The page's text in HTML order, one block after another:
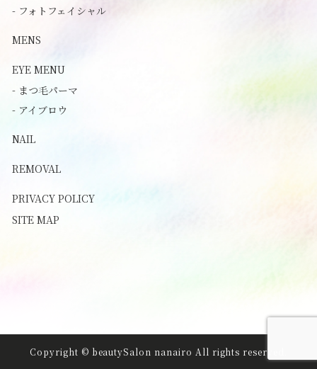
- フォトフェイシャル
MENS
EYE MENU
- まつ毛パーマ
- アイブロウ
NAIL
REMOVAL
PRIVACY POLICY
SITE MAP
Copyright © beautySalon nanairo All rights reserved.